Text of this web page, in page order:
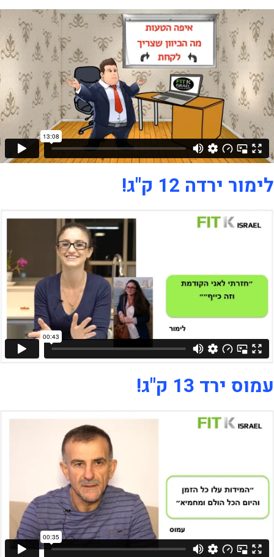
לימור ירדה 12 ק"ג!
עמוס ירד 13 ק"ג!